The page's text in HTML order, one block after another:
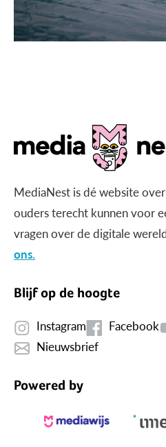
MediaNest is dé website
ouders terecht kunnen voor
vragen over de digitale
ons.
Blijf op de hoogte
Instagram Facebook
Nieuwsbrief
Powered by